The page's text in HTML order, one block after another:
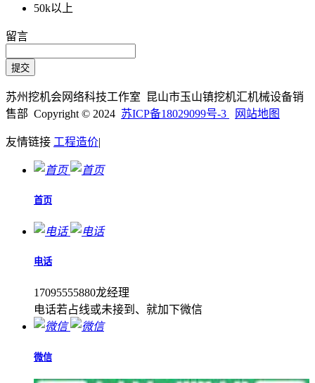
50k以上
留言
苏州挖机会网络科技工作室 昆山市玉山镇挖机汇机械设备销
售部 Copyright © 2024 苏ICP备18029099号-3 网站地图
友情链接 工程造价|
首页
电话
17095555880龙经理
电话若占线或未接到、就加下微信
微信